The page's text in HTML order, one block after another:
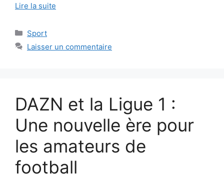
Lire la suite
Catégories
Sport
Laisser un commentaire
DAZN et la Ligue 1 :
Une nouvelle ère pour
les amateurs de
football